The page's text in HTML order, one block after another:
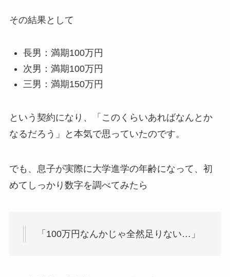
その結果として
長男：満期100万円
次男：満期100万円
三男：満期150万円
という契約になり、「このくらいあればなんとか
なるだろう」と本気で思っていたのです。
でも、息子が実際に大学進学の年齢になって、初
めてしっかり数字を調べてみたら
「100万円なんかじゃ全然足りない…」